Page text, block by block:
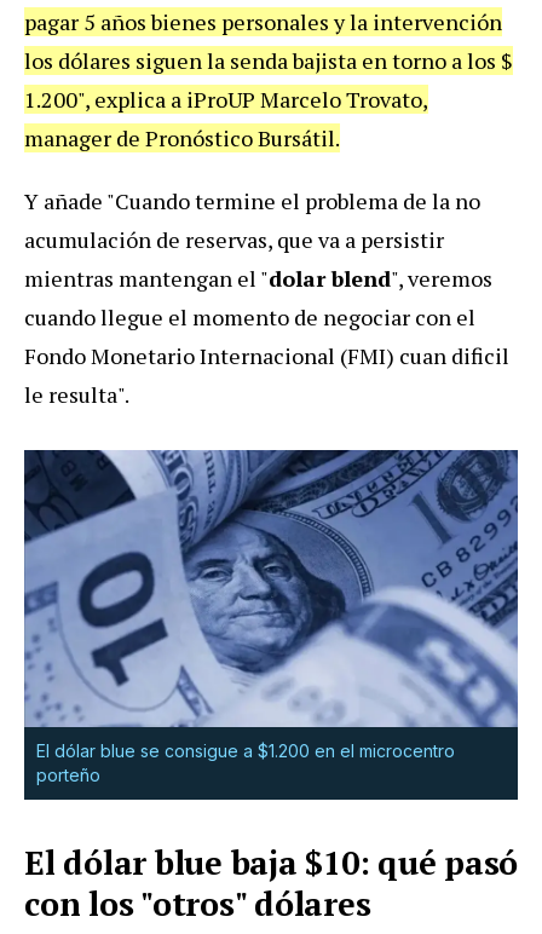
pagar 5 años bienes personales y la intervención
los dólares siguen la senda bajista en torno a los $
1.200", explica a iProUP Marcelo Trovato,
manager de Pronóstico Bursátil.
Y añade "Cuando termine el problema de la no
acumulación de reservas, que va a persistir
mientras mantengan el "dolar blend", veremos
cuando llegue el momento de negociar con el
Fondo Monetario Internacional (FMI) cuan dificil
le resulta".
El dólar blue se consigue a $1.200 en el microcentro
porteño
El dólar blue baja $10: qué pasó
con los "otros" dólares